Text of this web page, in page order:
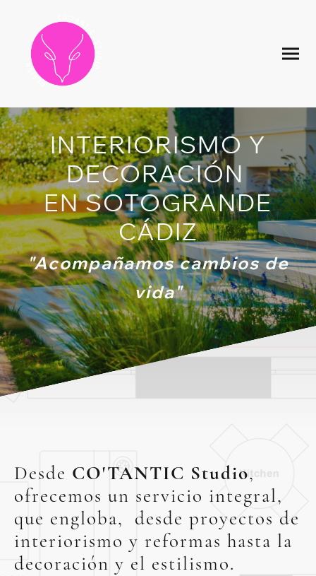
INTERIORISMO Y
DECORACIÓN
EN SOTOGRANDE
CÁDIZ
"Acompañamos cambios de
vida"
Desde CO'TANTIC Studio,
ofrecemos un servicio integral,
que engloba, desde proyectos de
interiorismo y reformas hasta la
decoración y el estilismo.